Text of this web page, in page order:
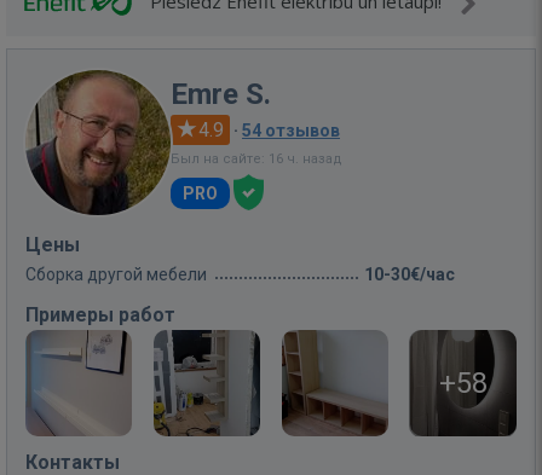
Emre S.
4.9 · 54 отзывов
Был на сайте: 16 ч. назад
PRO
Цены
Сборка другой мебели 10-30€/час
Примеры работ
+58
Контакты